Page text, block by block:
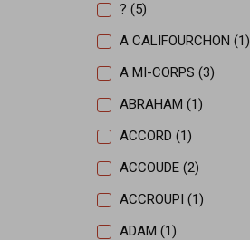
? (5)
A CALIFOURCHON (1)
A MI-CORPS (3)
ABRAHAM (1)
ACCORD (1)
ACCOUDE (2)
ACCROUPI (1)
ADAM (1)